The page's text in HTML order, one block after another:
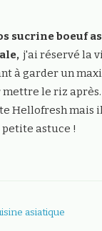
sucrine boeuf
j'ai réservé la
à garder un
le riz
Hellofresh mais
astuce !
asiatique